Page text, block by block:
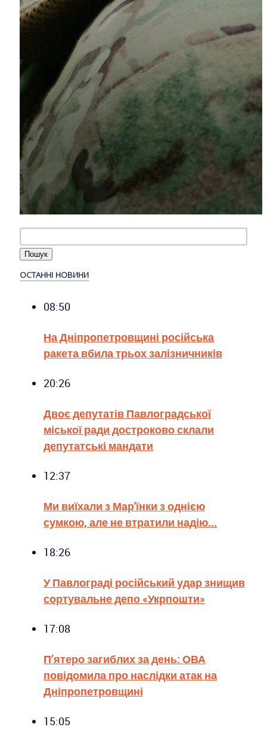
ОСТАННІ НОВИНИ
08:50
На Дніпропетровщині російська
ракета вбила трьох залізничників
20:26
Двоє депутатів Павлоградської
міської ради достроково склали
депутатські мандати
12:37
Ми виїхали з Мар'їнки з однією
сумкою, але не втратили надію...
18:26
У Павлограді російський удар знищив
сортувальне депо «Укрпошти»
17:08
П’ятеро загиблих за день: ОВА
повідомила про наслідки атак на
Дніпропетровщині
15:05